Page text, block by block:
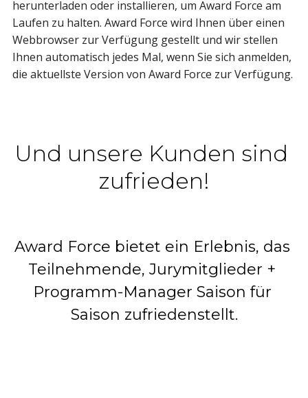
herunterladen oder installieren, um Award Force am
Laufen zu halten. Award Force wird Ihnen über einen
Webbrowser zur Verfügung gestellt und wir stellen
Ihnen automatisch jedes Mal, wenn Sie sich anmelden,
die aktuellste Version von Award Force zur Verfügung.
Und unsere Kunden sind
zufrieden!
Award Force bietet ein Erlebnis, das
Teilnehmende, Jurymitglieder +
Programm-Manager Saison für
Saison zufriedenstellt.